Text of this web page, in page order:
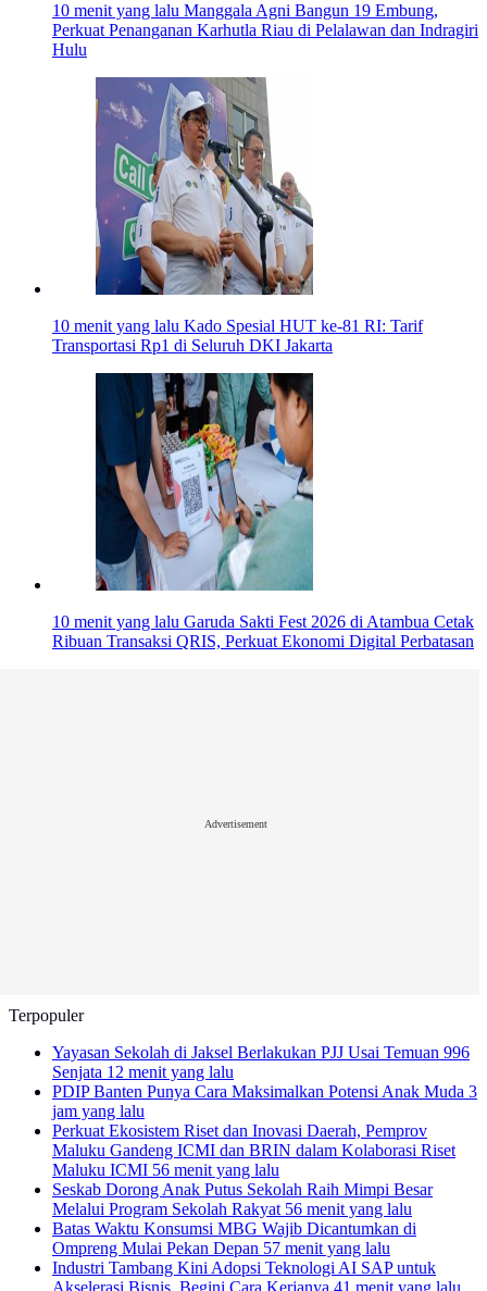
10 menit yang lalu Manggala Agni Bangun 19 Embung,
Perkuat Penanganan Karhutla Riau di Pelalawan dan Indragiri
Hulu
10 menit yang lalu Kado Spesial HUT ke-81 RI: Tarif
Transportasi Rp1 di Seluruh DKI Jakarta
10 menit yang lalu Garuda Sakti Fest 2026 di Atambua Cetak
Ribuan Transaksi QRIS, Perkuat Ekonomi Digital Perbatasan
Advertisement
Terpopuler
Yayasan Sekolah di Jaksel Berlakukan PJJ Usai Temuan 996
Senjata 12 menit yang lalu
PDIP Banten Punya Cara Maksimalkan Potensi Anak Muda 3
jam yang lalu
Perkuat Ekosistem Riset dan Inovasi Daerah, Pemprov
Maluku Gandeng ICMI dan BRIN dalam Kolaborasi Riset
Maluku ICMI 56 menit yang lalu
Seskab Dorong Anak Putus Sekolah Raih Mimpi Besar
Melalui Program Sekolah Rakyat 56 menit yang lalu
Batas Waktu Konsumsi MBG Wajib Dicantumkan di
Ompreng Mulai Pekan Depan 57 menit yang lalu
Industri Tambang Kini Adopsi Teknologi AI SAP untuk